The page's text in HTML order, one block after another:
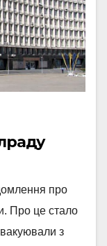
про
Про це стало
з